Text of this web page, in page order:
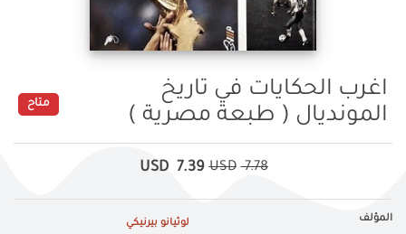
اغرب الحكايات في تاريخ
المونديال ( طبعة مصرية )
متاح
7.78
USD
7.39
USD
المؤلف لوثيانو بيرنيكي